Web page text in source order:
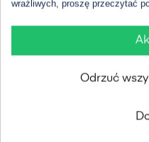
wrażliwych, proszę przeczytać
Odrzuć